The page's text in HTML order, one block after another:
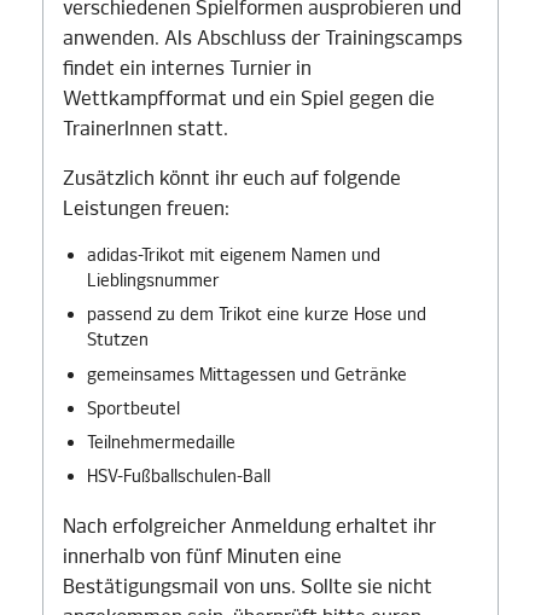
verschiedenen Spielformen ausprobieren und
anwenden. Als Abschluss der Trainingscamps
findet ein internes Turnier in
Wettkampfformat und ein Spiel gegen die
TrainerInnen statt.
Zusätzlich könnt ihr euch auf folgende
Leistungen freuen:
adidas-Trikot mit eigenem Namen und
Lieblingsnummer
passend zu dem Trikot eine kurze Hose und
Stutzen
gemeinsames Mittagessen und Getränke
Sportbeutel
Teilnehmermedaille
HSV-Fußballschulen-Ball
Nach erfolgreicher Anmeldung erhaltet ihr
innerhalb von fünf Minuten eine
Bestätigungsmail von uns. Sollte sie nicht